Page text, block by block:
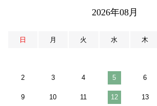
2026年08月
日 月 火 水 木
2 3 4 5 6
9 10 11 12 13